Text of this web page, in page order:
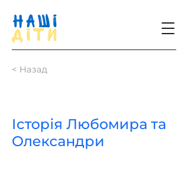
< Назад
Історія Любомира та
Олександри